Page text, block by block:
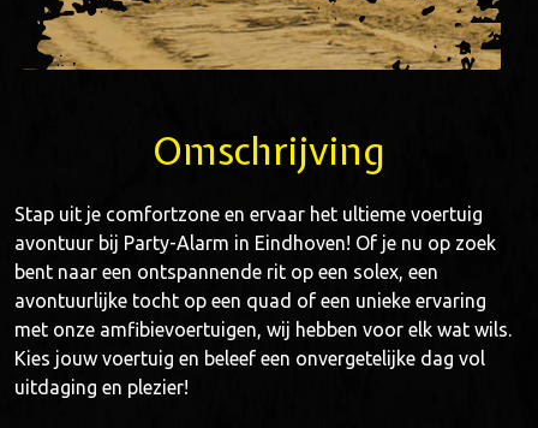
Omschrijving
Stap uit je comfortzone en ervaar het ultieme voertuig
avontuur bij Party-Alarm in Eindhoven! Of je nu op zoek
bent naar een ontspannende rit op een solex, een
avontuurlijke tocht op een quad of een unieke ervaring
met onze amfibievoertuigen, wij hebben voor elk wat wils.
Kies jouw voertuig en beleef een onvergetelijke dag vol
uitdaging en plezier!